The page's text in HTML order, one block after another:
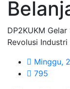
DP2KUKM
Revolusi Industri
Minggu,
795